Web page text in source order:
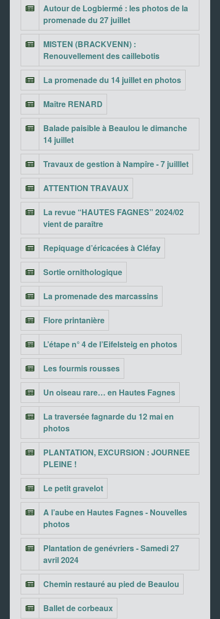
Autour de Logbiermé : les photos de la
promenade du 27 juillet
MISTEN (BRACKVENN) :
Renouvellement des caillebotis
La promenade du 14 juillet en photos
Maître RENARD
Balade paisible à Beaulou le dimanche
14 juillet
Travaux de gestion à Nampîre - 7 juilllet
ATTENTION TRAVAUX
La revue “HAUTES FAGNES” 2024/02
vient de paraître
Repiquage d’éricacées à Cléfay
Sortie ornithologique
La promenade des marcassins
Flore printanière
L’étape n° 4 de l’Eifelsteig en photos
Les fourmis rousses
Un oiseau rare… en Hautes Fagnes
La traversée fagnarde du 12 mai en
photos
PLANTATION, EXCURSION : JOURNEE
PLEINE !
Le petit gravelot
A l’aube en Hautes Fagnes - Nouvelles
photos
Plantation de genévriers - Samedi 27
avril 2024
Chemin restauré au pied de Beaulou
Ballet de corbeaux